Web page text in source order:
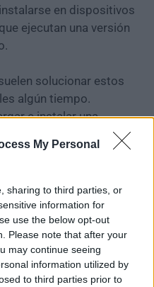
My Personal
sharing to third parties, or
information for
use the below opt-out
Please note that after your
may continue seeing
information utilized by
to third parties prior to
en dispositivos
ejecutan una versión
solucionar estos
algún tiempo.
e instalar una
nuestra reseña,
distribuidas en nuestro
libres de virus y están
sin costo alguno.